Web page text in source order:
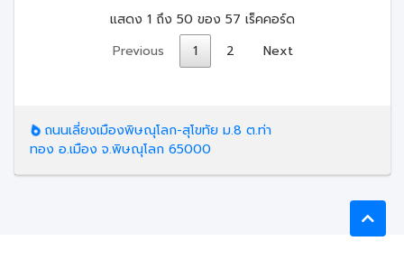
แสดง 1 ถึง 50 ของ 57 เร็คคอร์ด
Previous
1 2 Next
ถนนเลี่ยงเมืองพิษณุโลก-สุโขทัย ม.8 ต.ท่า
ทอง อ.เมือง จ.พิษณุโลก 65000